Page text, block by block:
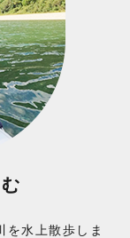
を水上散歩しま